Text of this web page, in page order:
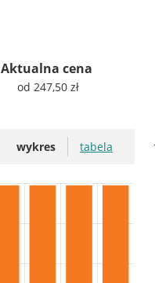
Aktualna cena
od 247,50 zł
wykres tabela